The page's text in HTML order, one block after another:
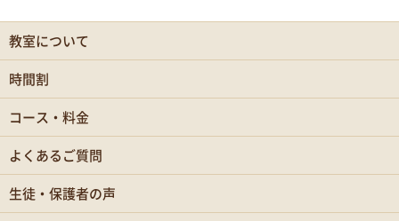
教室について
時間割
コース・料金
よくあるご質問
生徒・保護者の声